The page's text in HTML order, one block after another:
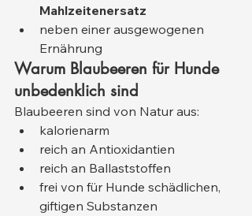
Mahlzeitenersatz
neben einer ausgewogenen
Ernährung
Warum Blaubeeren für Hunde
unbedenklich sind
Blaubeeren sind von Natur aus:
kalorienarm
reich an Antioxidantien
reich an Ballaststoffen
frei von für Hunde schädlichen,
giftigen Substanzen